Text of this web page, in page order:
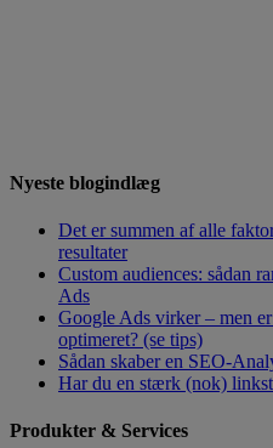
Nyeste blogindlæg
Det er summen af alle
resultater
Custom audiences: sådan
Ads
Google Ads virker – men
optimeret? (se tips)
Sådan skaber en SEO-
Har du en stærk (nok)
Produkter & Services